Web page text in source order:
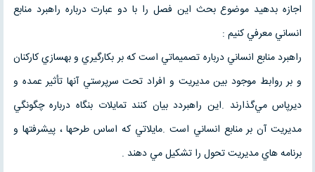
اجازه بدهيد موضوع بحث اين فصل را با دو عبارت درباره راهبرد منابع
انساني معرفي كنيم :
راهبرد منابع انساني درباره تصميماتي است كه بر بكارگيري و بهسازي كاركنان
و بر روابط موجود بين مديريت و افراد تحت سرپرستي آنها تأثير عمده و
ديرپاس مي‌گذارند .اين راهبردد بيان كنند تمايلات بنگاه درباره چگونگي
مديريت آن بر منابع انساني است .مايلاتي كه اساس طرحها ، پيشرفتها و
برنامه هاي مديريت تحول را تشكيل مي دهند .